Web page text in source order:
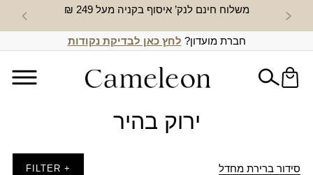
משלוח חינם לנק’ איסוף בקניה מעל 249 ₪ חדש
חברת מועדון? לחץ כאן לבדיקת נקודות
ירוק בהיר
סידור ברירת מחדל + FILTER